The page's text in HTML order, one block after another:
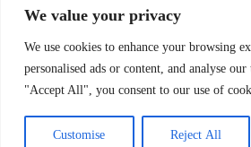
We value your privacy
We use cookies to enhance your browsing
personalised ads or content, and analyse
"Accept All", you consent to our use of
Customise Reject All